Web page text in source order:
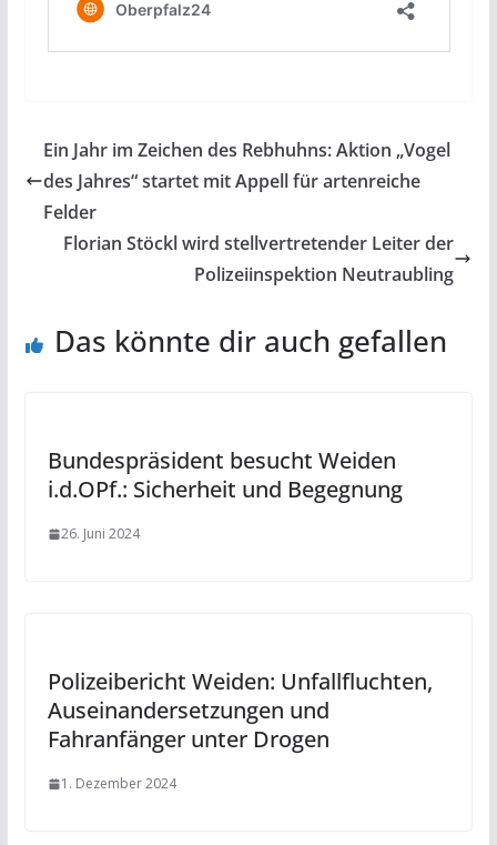
Ein Jahr im Zeichen des Rebhuhns: Aktion „Vogel
des Jahres“ startet mit Appell für artenreiche
Felder
Florian Stöckl wird stellvertretender Leiter der
Polizeiinspektion Neutraubling
Das könnte dir auch gefallen
Bundespräsident besucht Weiden
i.d.OPf.: Sicherheit und Begegnung
26. Juni 2024
Polizeibericht Weiden: Unfallfluchten,
Auseinandersetzungen und
Fahranfänger unter Drogen
1. Dezember 2024